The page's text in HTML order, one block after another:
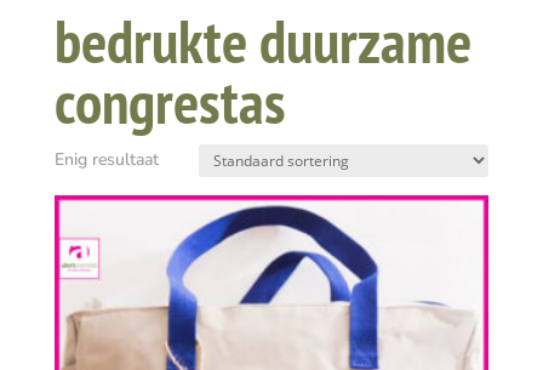
bedrukte duurzame
congrestas
Enig resultaat